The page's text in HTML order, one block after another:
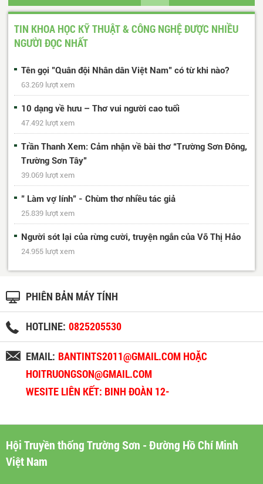
... 81 82 Trang cuối
TIN KHOA HỌC KỸ THUẬT & CÔNG NGHỆ ĐƯỢC NHIỀU
NGƯỜI ĐỌC NHẤT
Tên gọi "Quân đội Nhân dân Việt Nam" có từ khi nào?
63.269 lượt xem
10 dạng về hưu – Thơ vui người cao tuổi
47.492 lượt xem
Trần Thanh Xem: Cảm nhận về bài thơ “Trường Sơn Đông,
Trường Sơn Tây”
39.069 lượt xem
" Làm vợ lính" - Chùm thơ nhiều tác giả
25.839 lượt xem
Người sót lại của rừng cười, truyện ngắn của Võ Thị Hảo
24.955 lượt xem
PHIÊN BẢN MÁY TÍNH
HOTLINE: 0825205530
EMAIL: BANTINTS2011@GMAIL.COM HOẶC
HOITRUONGSON@GMAIL.COM
WESITE LIÊN KẾT: BINH ĐOÀN 12-
Hội Truyền thống Trường Sơn - Đường Hồ Chí Minh
Việt Nam